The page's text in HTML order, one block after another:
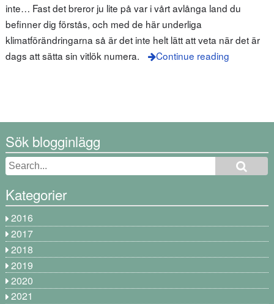
inte… Fast det breror ju lite på var i vårt avlånga land du
befinner dig förstås, och med de här underliga
klimatförändringarna så är det inte helt lätt att veta när det är
dags att sätta sin vitlök numera.
Continue reading
Sök blogginlägg
Kategorier
2016
2017
2018
2019
2020
2021